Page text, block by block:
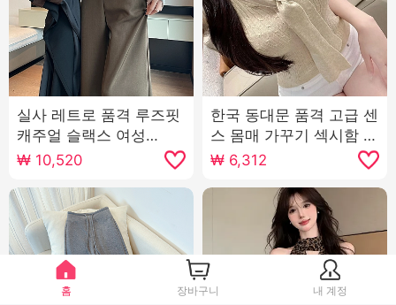
실사 레트로 품격 루즈핏
캐주얼 슬랙스 여성
2025 봄 새로운 하이웨
이스트 슬림해 보이는 도
루 센스 바닥 청소 바지
긴 바지
₩ 10,520
한국 동대문 품격 고급 센
스 몸매 가꾸기 섹시함 순
수한 욕망 바람 여성 리본
₩ 6,312
홈 장바구니 내 계정